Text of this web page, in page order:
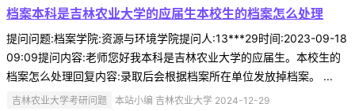
档案本科是吉林农业大学的应届生本校生的档案怎么处理
提问问题:档案学院:资源与环境学院提问人:13***29时间:2023-09-18
09:09提问内容:老师您好我本科是吉林农业大学的应届生。本校生的
档案怎么处理回复内容:录取后会根据档案所在单位发放掉档案。 ...
吉林农业大学考研问题 本站小编 吉林农业大学 2024-12-29